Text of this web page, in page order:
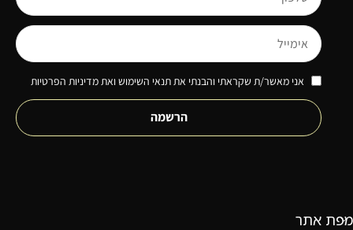
אני מאשר/ת שקראתי והבנתי את תנאי השימוש ואת מדיניות הפרטיות
הרשמה
מפת אתר